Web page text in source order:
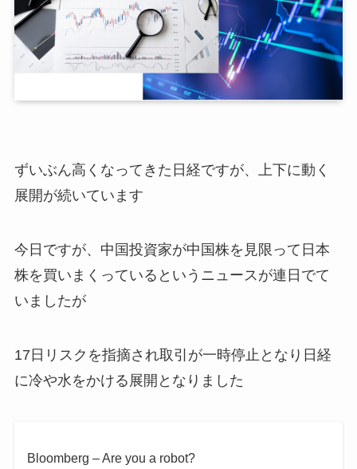
ずいぶん高くなってきた日経ですが、上下に動く
展開が続いています
今日ですが、中国投資家が中国株を見限って日本
株を買いまくっているというニュースが連日でて
いましたが
17日リスクを指摘され取引が一時停止となり日経
に冷や水をかける展開となりました
Bloomberg – Are you a robot?